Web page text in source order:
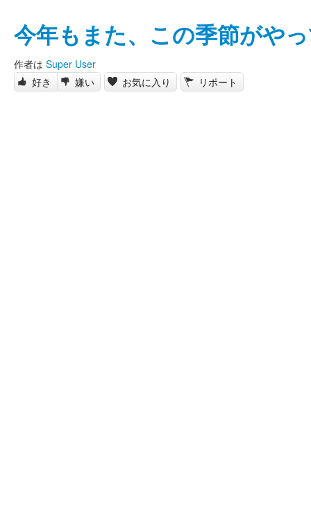
今年もまた、この季節がや
作者は Super User
好き
嫌い お気に入り リポート